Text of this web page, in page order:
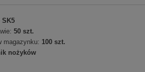
SK5
50 szt.
magazynku: 100 szt.
nożyków